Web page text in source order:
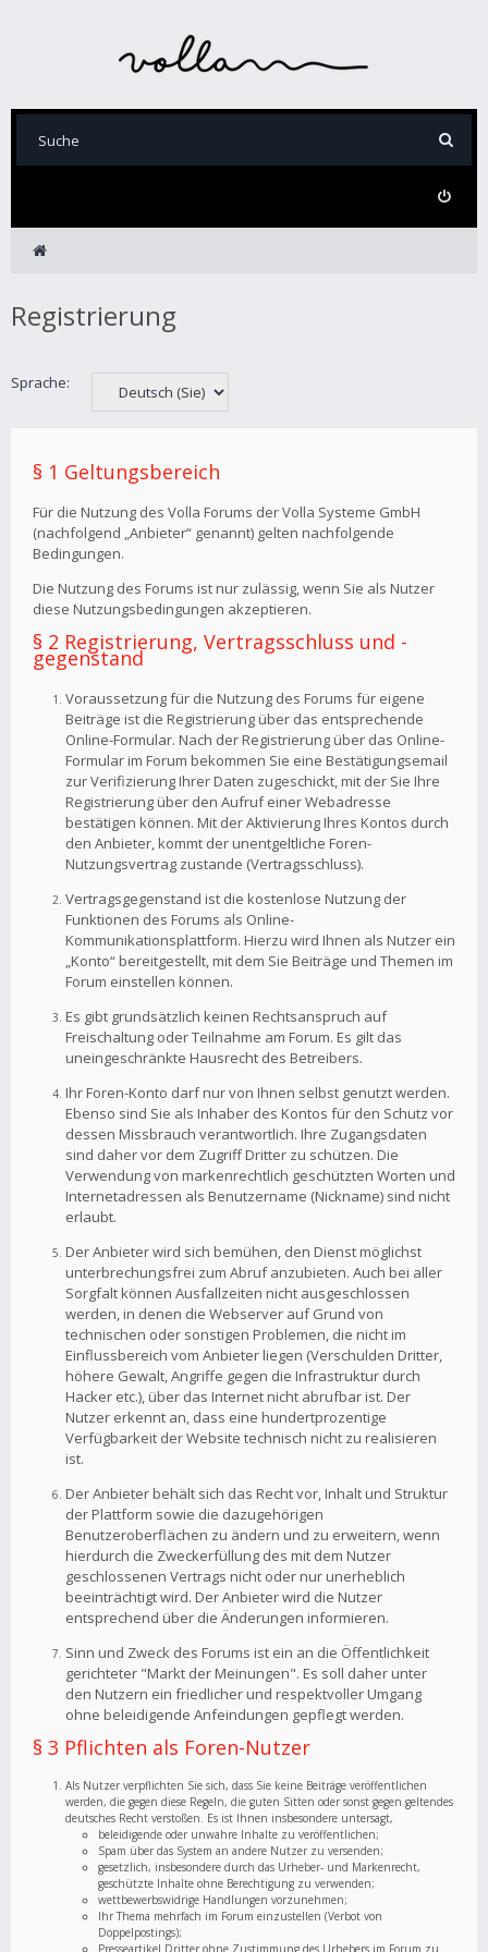
Registrierung
Sprache:
§ 1 Geltungsbereich
Für die Nutzung des Volla Forums der Volla Systeme GmbH
(nachfolgend „Anbieter“ genannt) gelten nachfolgende
Bedingungen.
Die Nutzung des Forums ist nur zulässig, wenn Sie als Nutzer
diese Nutzungsbedingungen akzeptieren.
§ 2 Registrierung, Vertragsschluss und -
gegenstand
Voraussetzung für die Nutzung des Forums für eigene
Beiträge ist die Registrierung über das entsprechende
Online-Formular. Nach der Registrierung über das Online-
Formular im Forum bekommen Sie eine Bestätigungsemail
zur Verifizierung Ihrer Daten zugeschickt, mit der Sie Ihre
Registrierung über den Aufruf einer Webadresse
bestätigen können. Mit der Aktivierung Ihres Kontos durch
den Anbieter, kommt der unentgeltliche Foren-
Nutzungsvertrag zustande (Vertragsschluss).
Vertragsgegenstand ist die kostenlose Nutzung der
Funktionen des Forums als Online-
Kommunikationsplattform. Hierzu wird Ihnen als Nutzer ein
„Konto“ bereitgestellt, mit dem Sie Beiträge und Themen im
Forum einstellen können.
Es gibt grundsätzlich keinen Rechtsanspruch auf
Freischaltung oder Teilnahme am Forum. Es gilt das
uneingeschränkte Hausrecht des Betreibers.
Ihr Foren-Konto darf nur von Ihnen selbst genutzt werden.
Ebenso sind Sie als Inhaber des Kontos für den Schutz vor
dessen Missbrauch verantwortlich. Ihre Zugangsdaten
sind daher vor dem Zugriff Dritter zu schützen. Die
Verwendung von markenrechtlich geschützten Worten und
Internetadressen als Benutzername (Nickname) sind nicht
erlaubt.
Der Anbieter wird sich bemühen, den Dienst möglichst
unterbrechungsfrei zum Abruf anzubieten. Auch bei aller
Sorgfalt können Ausfallzeiten nicht ausgeschlossen
werden, in denen die Webserver auf Grund von
technischen oder sonstigen Problemen, die nicht im
Einflussbereich vom Anbieter liegen (Verschulden Dritter,
höhere Gewalt, Angriffe gegen die Infrastruktur durch
Hacker etc.), über das Internet nicht abrufbar ist. Der
Nutzer erkennt an, dass eine hundertprozentige
Verfügbarkeit der Website technisch nicht zu realisieren
ist.
Der Anbieter behält sich das Recht vor, Inhalt und Struktur
der Plattform sowie die dazugehörigen
Benutzeroberflächen zu ändern und zu erweitern, wenn
hierdurch die Zweckerfüllung des mit dem Nutzer
geschlossenen Vertrags nicht oder nur unerheblich
beeinträchtigt wird. Der Anbieter wird die Nutzer
entsprechend über die Änderungen informieren.
Sinn und Zweck des Forums ist ein an die Öffentlichkeit
gerichteter "Markt der Meinungen". Es soll daher unter
den Nutzern ein friedlicher und respektvoller Umgang
ohne beleidigende Anfeindungen gepflegt werden.
§ 3 Pflichten als Foren-Nutzer
Als Nutzer verpflichten Sie sich, dass Sie keine Beiträge veröffentlichen
werden, die gegen diese Regeln, die guten Sitten oder sonst gegen geltendes
deutsches Recht verstoßen. Es ist Ihnen insbesondere untersagt,
beleidigende oder unwahre Inhalte zu veröffentlichen;
Spam über das System an andere Nutzer zu versenden;
gesetzlich, insbesondere durch das Urheber- und Markenrecht,
geschützte Inhalte ohne Berechtigung zu verwenden;
wettbewerbswidrige Handlungen vorzunehmen;
Ihr Thema mehrfach im Forum einzustellen (Verbot von
Doppelpostings);
Presseartikel Dritter ohne Zustimmung des Urhebers im Forum zu